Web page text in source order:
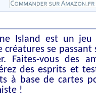
Island est un jeu
se passant
Faites-vous des
des esprits et
à base de cartes
!